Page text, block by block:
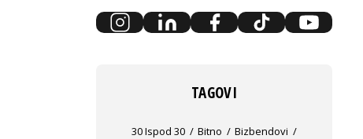
TAGOVI
30 Ispod 30 Bitno
Bizbendovi